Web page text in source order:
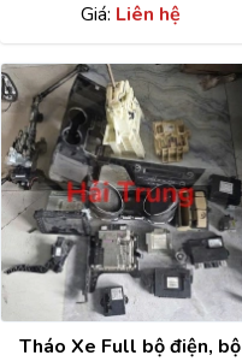
Sedona 2015-2019 Tháo
Giá: Liên hệ
Tháo Xe Full bộ điện, bộ